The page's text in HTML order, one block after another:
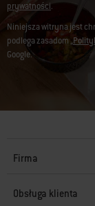
prywatności.
Niniejsza witryna jest
podlega zasadom „
Google.
Firma
Obsługa klienta